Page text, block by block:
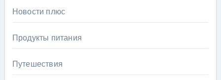
Новости плюс
Продукты питания
Путешествия